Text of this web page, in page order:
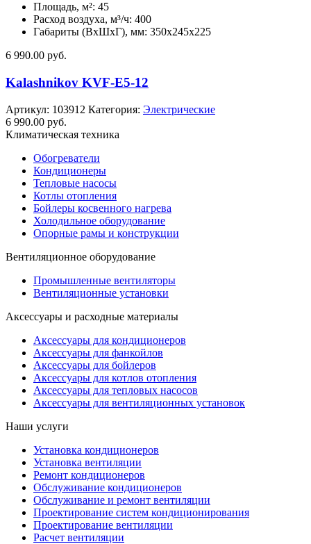
Площадь, м²: 45
Расход воздуха, м³/ч: 400
Габариты (ВхШхГ), мм: 350x245x225
6 990.00 руб.
Kalashnikov KVF-E5-12
Артикул: 103912 Категория: Электрические
6 990.00 руб.
Климатическая техника
Обогреватели
Кондиционеры
Тепловые насосы
Котлы отопления
Бойлеры косвенного нагрева
Холодильное оборудование
Опорные рамы и конструкции
Вентиляционное оборудование
Промышленные вентиляторы
Вентиляционные установки
Аксессуары и расходные материалы
Аксессуары для кондиционеров
Аксессуары для фанкойлов
Аксессуары для бойлеров
Аксессуары для котлов отопления
Аксессуары для тепловых насосов
Аксессуары для вентиляционных установок
Наши услуги
Установка кондиционеров
Установка вентиляции
Ремонт кондиционеров
Обслуживание кондиционеров
Обслуживание и ремонт вентиляции
Проектирование систем кондиционирования
Проектирование вентиляции
Расчет вентиляции